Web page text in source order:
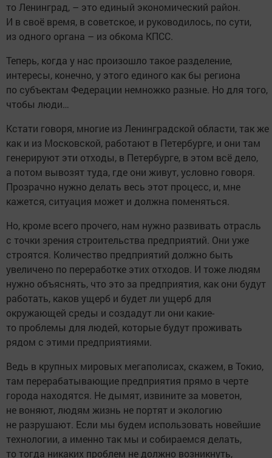
то Ленинград, – это единый экономический район.
И в своё время, в советское, и руководилось, по сути,
из одного органа – из обкома КПСС.
Теперь, когда у нас произошло такое разделение,
интересы, конечно, у этого единого как бы региона
по субъектам Федерации немножко разные. Но для того,
чтобы люди…
Кстати говоря, многие из Ленинградской области, так же
как и из Московской, работают в Петербурге, и они там
генерируют эти отходы, в Петербурге, в этом всё дело,
а потом вывозят туда, где они живут, условно говоря.
Прозрачно нужно делать весь этот процесс, и, мне
кажется, ситуация может и должна поменяться.
Но, кроме всего прочего, нам нужно развивать отрасль
с точки зрения строительства предприятий. Они уже
строятся. Количество предприятий должно быть
увеличено по переработке этих отходов. И тоже людям
нужно объяснять, что это за предприятия, как они будут
работать, каков ущерб и будет ли ущерб для
окружающей среды и создадут ли они какие-
то проблемы для людей, которые будут проживать
рядом с этими предприятиями.
Ведь в крупных мировых мегаполисах, скажем, в Токио,
там перерабатывающие предприятия прямо в черте
города находятся. Не дымят, извините за моветон,
не воняют, людям жизнь не портят и экологию
не разрушают. Если мы будем использовать новейшие
технологии, а именно так мы и собираемся делать,
то тогда никаких проблем не должно возникнуть,